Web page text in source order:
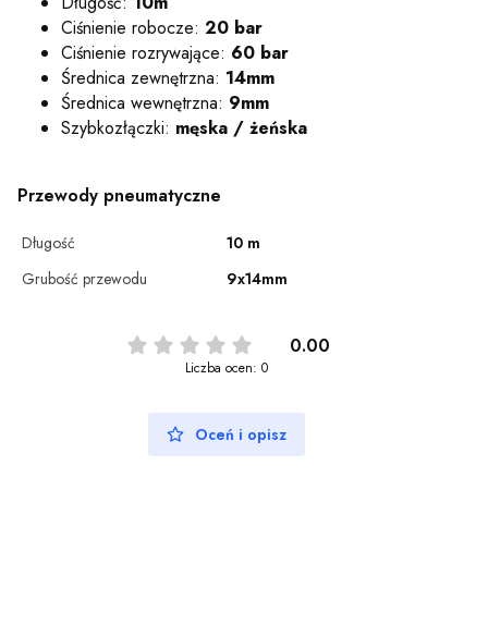
Ciśnienie robocze: 20 bar
Ciśnienie rozrywające: 60 bar
Średnica zewnętrzna: 14mm
Średnica wewnętrzna: 9mm
Szybkozłączki: męska / żeńska
Przewody pneumatyczne
Długość
10 m
Grubość przewodu
9x14mm
0.00
Liczba ocen: 0
Oceń i opisz